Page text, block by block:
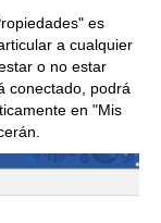
es
a cualquier
o no estar
conectado, podrá
en "Mis